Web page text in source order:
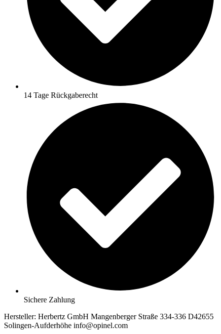
14 Tage Rückgaberecht
Sichere Zahlung
Hersteller: Herbertz GmbH Mangenberger Straße 334-336 D42655
Solingen-Aufderhöhe info@opinel.com